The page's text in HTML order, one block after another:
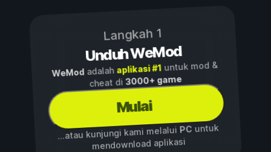
Langkah 1
Unduh WeMod
WeModadalah aplikasi #1untuk mod &
cheat di3000+ game
Mulai
...atau kunjungi kami melalui PCuntuk
mendownload aplikasi